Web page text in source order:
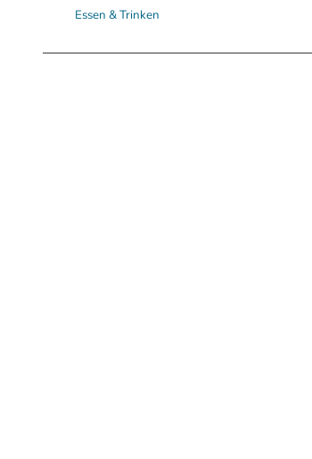
Essen & Trinken